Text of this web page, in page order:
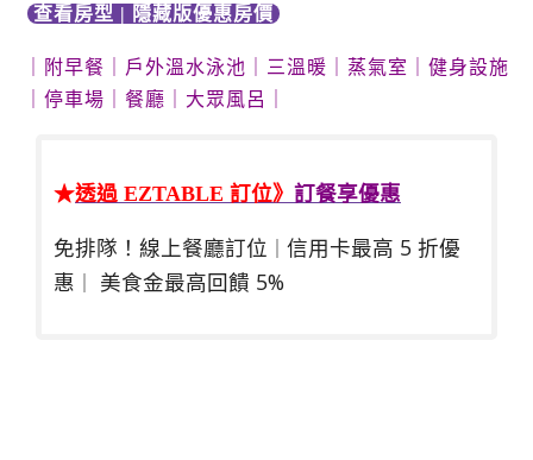
查看房型 | 隱藏版優惠房價
｜附早餐｜戶外溫水泳池｜三溫暖｜蒸氣室
健身設施
停車場｜餐廳｜大眾風呂｜
★透過 EZTABLE 訂位》 訂餐享優惠
免排隊！線上餐廳訂位
信用卡最高 5 折優
惠
美食金最高回饋 5%